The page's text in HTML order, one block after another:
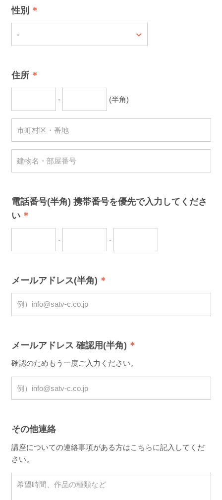
性別
住所
- (半角)
電話番号(半角) 携帯番号を優先で入力してくださ
い
- -
メールアドレス(半角)
メールアドレス 確認用(半角)
確認のためもう一度ご入力ください。
その他連絡
講座についての連絡事項がある方はこちらに記入してくだ
さい。